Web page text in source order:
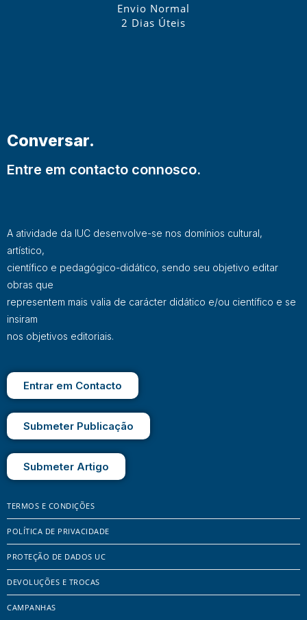
Envio Normal
2 Dias Úteis
Conversar.
Entre em contacto connosco.
A atividade da IUC desenvolve-se nos domínios cultural,
artístico,
científico e pedagógico-didático, sendo seu objetivo editar
obras que
representem mais valia de carácter didático e/ou científico e se
insiram
nos objetivos editoriais.
Entrar em Contacto
Submeter Publicação
Submeter Artigo
TERMOS E CONDIÇÕES
POLÍTICA DE PRIVACIDADE
PROTEÇÃO DE DADOS UC
DEVOLUÇÕES E TROCAS
CAMPANHAS